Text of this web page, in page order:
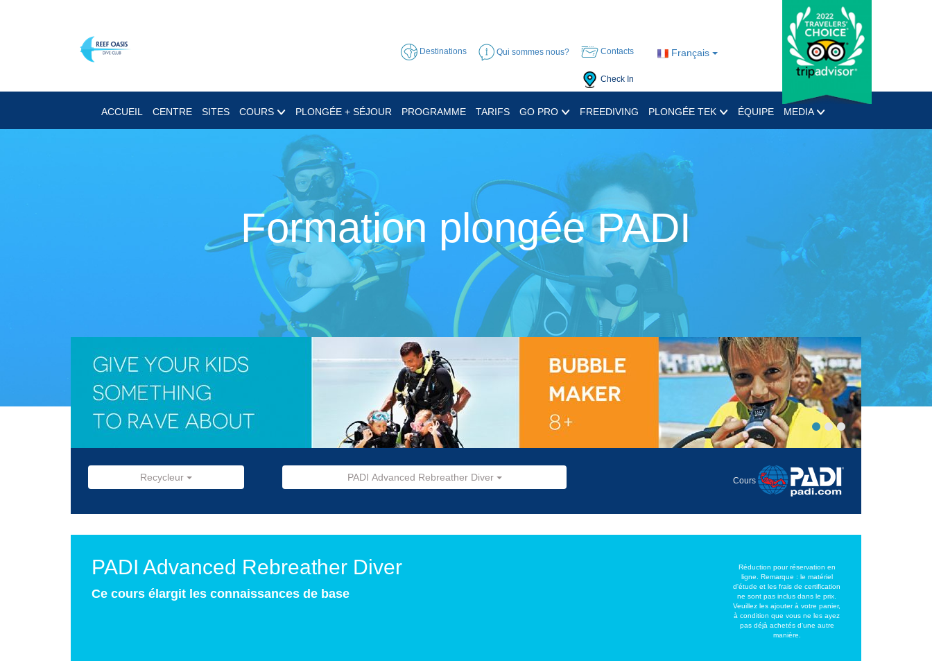
Français
Destinations Qui sommes nous? Contacts
Check In
ACCUEIL CENTRE SITES COURS PLONGÉE + SÉJOUR PROGRAMME TARIFS GO PRO FREEDIVING PLONGÉE TEK ÉQUIPE MEDIA
Formation plongée PADI
Recycleur PADI Advanced Rebreather Diver Cours
PADI Advanced Rebreather Diver
Ce cours élargit les connaissances de base
Réduction pour réservation en
ligne. Remarque : le matériel
d'étude et les frais de certification
ne sont pas inclus dans le prix.
Veuillez les ajouter à votre panier,
à condition que vous ne les ayez
pas déjà achetés d'une autre
manière.